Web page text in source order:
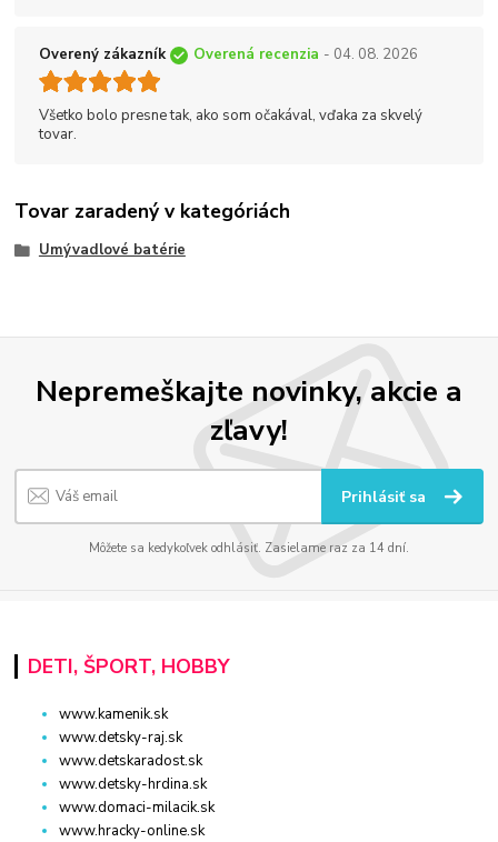
Overený zákazník Overená recenzia - 04. 08. 2026
Všetko bolo presne tak, ako som očakával, vďaka za skvelý
tovar.
Tovar zaradený v kategóriách
Umývadlové batérie
Nepremeškajte novinky, akcie a
zľavy!
Prihlásiť sa
Môžete sa kedykoľvek odhlásiť. Zasielame raz za 14 dní.
DETI, ŠPORT, HOBBY
www.kamenik.sk
www.detsky-raj.sk
www.detskaradost.sk
www.detsky-hrdina.sk
www.domaci-milacik.sk
www.hracky-online.sk